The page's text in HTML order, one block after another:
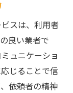
スは、利用者
良い業者で
ュニケーショ
じることで信
依頼者の精神